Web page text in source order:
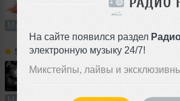
На сайте появился раздел
электронную музыку 24/7!
Микстейпы, лайвы и
1095 раз 98
Микс
Slava Shelest ➝Playasol Ibiza Radio #058 (Soul & Disco)